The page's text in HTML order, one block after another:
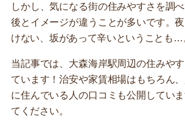
しかし、気になる街の住みやすさを調
後とイメージが違うことが多いです。
けない、坂があって辛いということも…
当記事では、大森海岸駅周辺の住みや
ています！治安や家賃相場はもちろん
に住んでいる人の口コミも公開してい
てください。